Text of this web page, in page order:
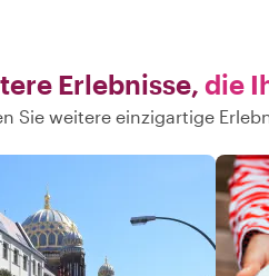
Erlebnisse, die
Sie weitere einzigartige